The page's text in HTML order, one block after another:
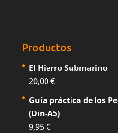
Productos
El Hierro Submarino
20,00€
Guía práctica de los
(Din-A5)
9,95€